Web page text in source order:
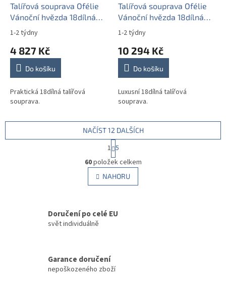
Talířová souprava Ofélie
Vánoční hvězda 18dílná
FCL
1-2 týdny
4 827 Kč
Do košíku
Praktická 18dílná talířová
souprava.
Talířová souprava Ofélie
Vánoční hvězda 18dílná
FGL Lux
1-2 týdny
10 294 Kč
Do košíku
Luxusní 18dílná talířová
souprava.
O
v
l
á
c
y
NAČÍST 12 DALŠÍCH
S
t
r
á
n
k
á
1 5
60položek celkem
NAHORU
Doručení po celé EU
svět individuálně
Garance doručení
nepoškozeného zboží